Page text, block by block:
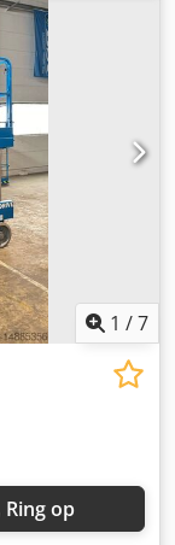
Aczsa Teknisk
1 /7
Ring op